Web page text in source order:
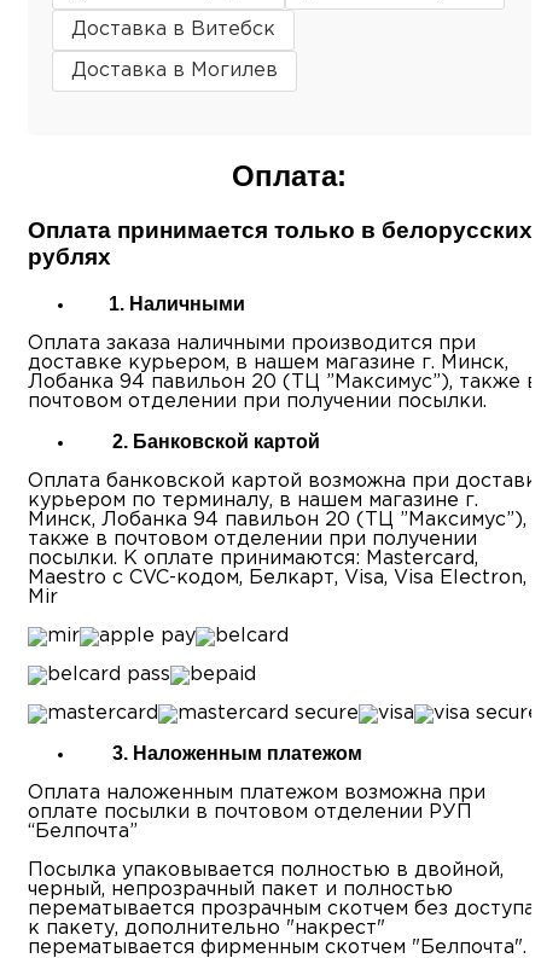
Доставка в Витебск
Доставка в Могилев
Оплата:
Оплата принимается только в белорусских
рублях
1. Наличными
Оплата заказа наличными производится при
доставке курьером, в нашем магазине г. Минск,
Лобанка 94 павильон 20 (ТЦ ”Максимус”), также в
почтовом отделении при получении посылки.
2. Банковской картой
Оплата банковской картой возможна при
курьером по терминалу, в нашем магазине г.
Минск, Лобанка 94 павильон 20 (ТЦ ”Максимус”),
также в почтовом отделении при получении
посылки. К оплате принимаются: Mastercard,
Maestro с CVC-кодом, Белкарт, Visa, Visa Electron,
Mir
3. Наложенным платежом
Оплата наложенным платежом возможна при
оплате посылки в почтовом отделении РУП
“Белпочта”
Посылка упаковывается полностью в двойной,
черный, непрозрачный пакет и полностью
перематывается прозрачным скотчем без доступа
к пакету, дополнительно "накрест"
перематывается фирменным скотчем